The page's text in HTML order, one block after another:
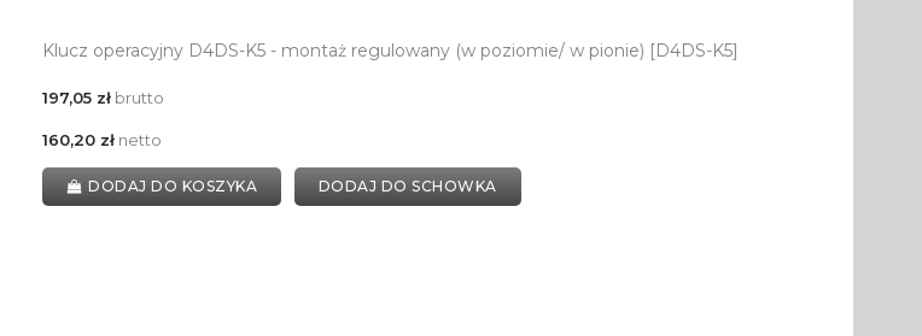
Klucz operacyjny D4DS-K5 - montaż regulowany (w poziomie/ w pionie) [D4DS-K5]
197,05 złbrutto
160,20 złnetto
DODAJ DO KOSZYKA DODAJ DO SCHOWKA